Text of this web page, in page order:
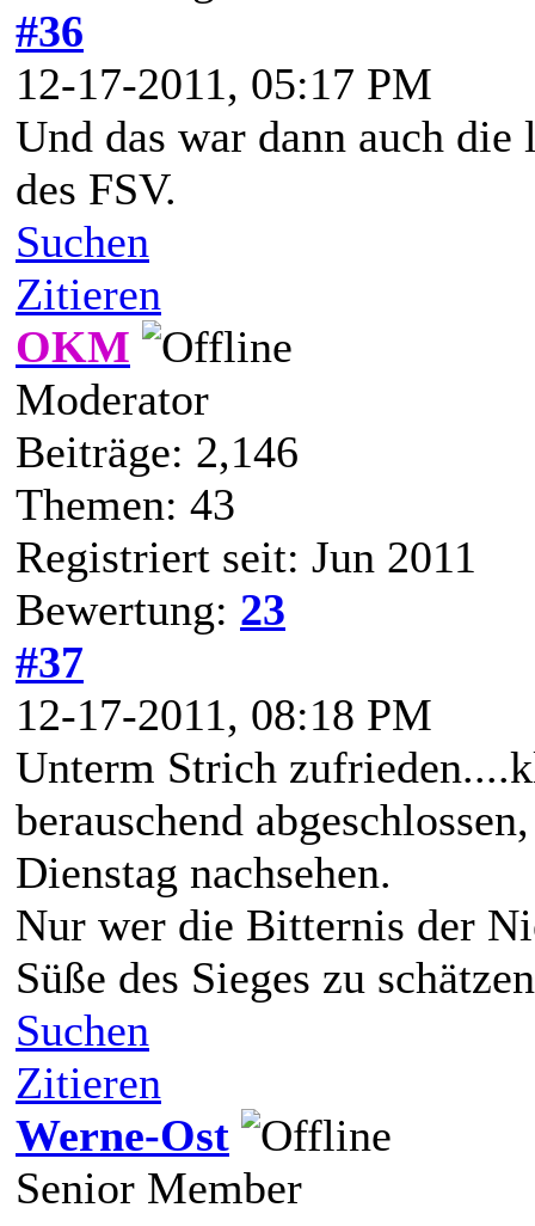
#36
12-17-2011, 05:17 PM
Und das war dann auch
des FSV.
Suchen
Zitieren
OKM
Moderator
Beiträge: 2,146
Themen: 43
Registriert seit: Jun 2011
Bewertung: 23
#37
12-17-2011, 08:18 PM
Unterm Strich
berauschend
Dienstag nachsehen.
Nur wer die Bitternis der
Süße des Sieges zu
Suchen
Zitieren
Werne-Ost
Senior Member